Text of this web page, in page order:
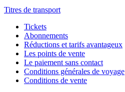
Titres de transport
Tickets
Abonnements
Réductions et tarifs avantageux
Les points de vente
Le paiement sans contact
Conditions générales de voyage
Conditions de vente